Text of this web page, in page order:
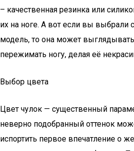
– качественная резинка или
их на ноге. А вот если вы
модель, то она может
пережимать ногу, делая её
Выбор цвета
Цвет чулок — существенный
неверно подобранный оттенок
испортить первое впечатление о